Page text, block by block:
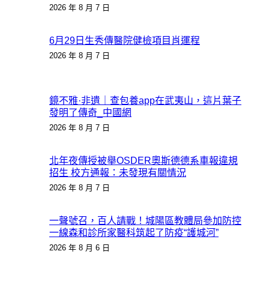
2026 年 8 月 7 日
6月29日生秀傳醫院健檢項目肖運程
2026 年 8 月 7 日
鏡不雅·非遺｜查包養app在武夷山，這片葉子
發明了傳奇_中國網
2026 年 8 月 7 日
北年夜傳授被舉OSDER奧斯德德系車報違規
招生 校方通報：未發現有關情況
2026 年 8 月 7 日
一聲號召，百人請戰！城陽區教體局參加防控
一線森和診所家醫科筑起了防疫“護城河”
2026 年 8 月 6 日